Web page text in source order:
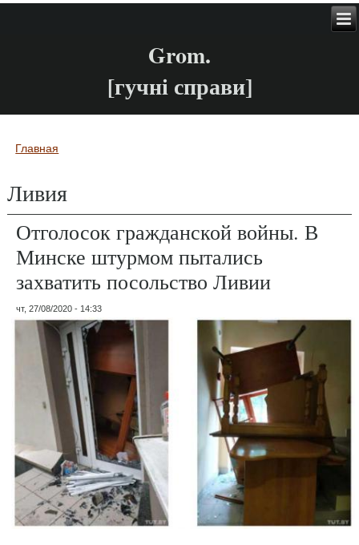
Grom.
[гучні справи]
Вы здесь
Главная
Ливия
Отголосок гражданской войны. В
Минске штурмом пытались
захватить посольство Ливии
чт, 27/08/2020 - 14:33